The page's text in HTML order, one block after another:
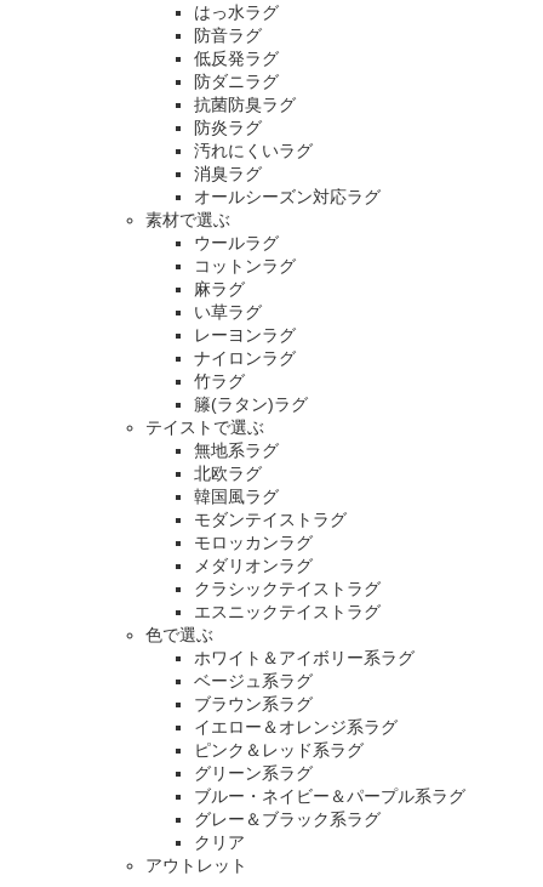
はっ水ラグ
防音ラグ
低反発ラグ
防ダニラグ
抗菌防臭ラグ
防炎ラグ
汚れにくいラグ
消臭ラグ
オールシーズン対応ラグ
素材で選ぶ
ウールラグ
コットンラグ
麻ラグ
い草ラグ
レーヨンラグ
ナイロンラグ
竹ラグ
籐(ラタン)ラグ
テイストで選ぶ
無地系ラグ
北欧ラグ
韓国風ラグ
モダンテイストラグ
モロッカンラグ
メダリオンラグ
クラシックテイストラグ
エスニックテイストラグ
色で選ぶ
ホワイト＆アイボリー系ラグ
ベージュ系ラグ
ブラウン系ラグ
イエロー＆オレンジ系ラグ
ピンク＆レッド系ラグ
グリーン系ラグ
ブルー・ネイビー＆パープル系ラグ
グレー＆ブラック系ラグ
クリア
アウトレット